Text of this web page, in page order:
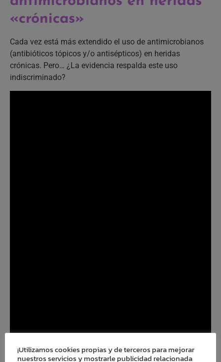
«crónicas»
Cada vez está más extendido el uso de antimicrobianos
(antibióticos tópicos y/o antisépticos) en heridas
crónicas. Pero… ¿La evidencia respalda este uso
indiscriminado?
¡Utilizamos cookies propias y de terceros para mejorar
nuestros servicios y mostrarle publicidad relacionada